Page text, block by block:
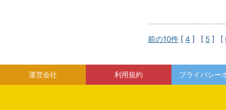
前の10件 [ 4 ] [ 5 ] [
運営会社 利用規約 プライバシー